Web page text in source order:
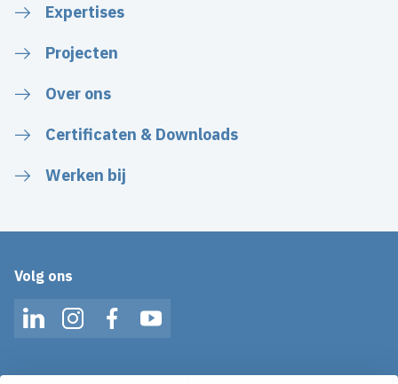
Expertises
Projecten
Over ons
Certificaten & Downloads
Werken bij
Volg ons
LinkedInInstagramFacebookYouTube